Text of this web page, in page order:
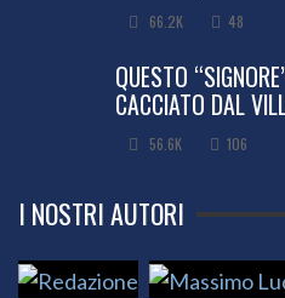
66.2K 48
QUESTO
CACCIATO DAL
56.6K 106
I NOSTRI AUTORI